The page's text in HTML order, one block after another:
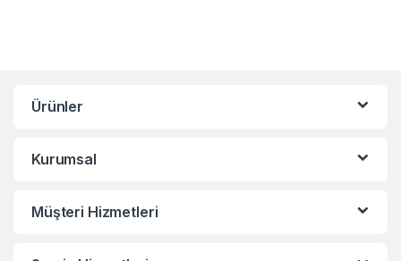
Ürünler
Kurumsal
Müşteri Hizmetleri